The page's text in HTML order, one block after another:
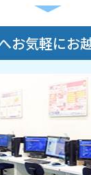
お気軽にお